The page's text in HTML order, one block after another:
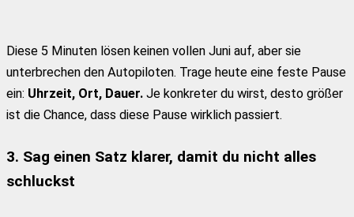
Diese 5 Minuten lösen keinen vollen Juni auf, aber sie
unterbrechen den Autopiloten. Trage heute eine feste Pause
ein: Uhrzeit, Ort, Dauer. Je konkreter du wirst, desto größer
ist die Chance, dass diese Pause wirklich passiert.
3. Sag einen Satz klarer, damit du nicht alles
schluckst